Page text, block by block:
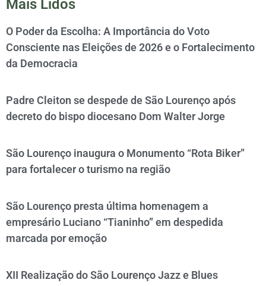
Mais Lidos
O Poder da Escolha: A Importância do Voto
Consciente nas Eleições de 2026 e o Fortalecimento
da Democracia
Padre Cleiton se despede de São Lourenço após
decreto do bispo diocesano Dom Walter Jorge
São Lourenço inaugura o Monumento “Rota Biker”
para fortalecer o turismo na região
São Lourenço presta última homenagem a
empresário Luciano “Tianinho” em despedida
marcada por emoção
XII Realização do São Lourenço Jazz e Blues